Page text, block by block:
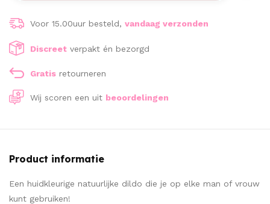
Voor 15.00uur besteld, vandaag verzonden
Discreet verpakt én bezorgd
Gratis retourneren
Wij scoren een uit beoordelingen
Product informatie
Een huidkleurige natuurlijke dildo die je op elke man of vrouw
kunt gebruiken!